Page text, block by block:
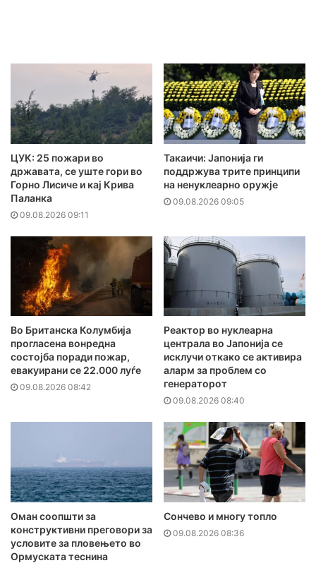
ЦУК: 25 пожари во
државата, се уште гори во
Горно Лисиче и кај Крива
Паланка
09.08.2026 09:11
Такаичи: Јапонија ги
поддржува трите принципи
на ненуклеарно оружје
09.08.2026 09:05
Во Британска Колумбија
прогласена вонредна
состојба поради пожар,
евакуирани се 22.000 луѓе
09.08.2026 08:42
Реактор во нуклеарна
централа во Јапонија се
исклучи откако се активира
аларм за проблем со
генераторот
09.08.2026 08:40
Оман соопшти за
конструктивни преговори за
условите за пловењето во
Ормуската теснина
Сончево и многу топло
09.08.2026 08:36